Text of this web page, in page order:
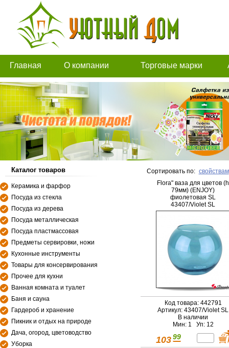
Главная О компании Торговые марки
Каталог товаров
Керамика и фарфор
Посуда из стекла
Посуда из дерева
Посуда металлическая
Посуда пластмассовая
Предметы сервировки, ножи
Кухонные инструменты
Товары для консервирования
Прочее для кухни
Ванная комната и туалет
Баня и сауна
Гардероб и хранение
Пикник и отдых на природе
Дача, огород, цветоводство
Уборка
Сортировать по: свойствам
Flora" ваза для цветов (h
79мм) (ENJOY)
фиолетовая SL
43407/Violet SL
Код товара: 442791
Артикул: 43407/Violet SL
В наличии
Мин: 1 Уп: 12
103 99